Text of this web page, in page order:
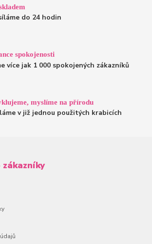
do 24 hodin
spokojenosti
více jak 1 000 spokojených zákazníků
myslíme na přírodu
v již jednou použitých krabicích